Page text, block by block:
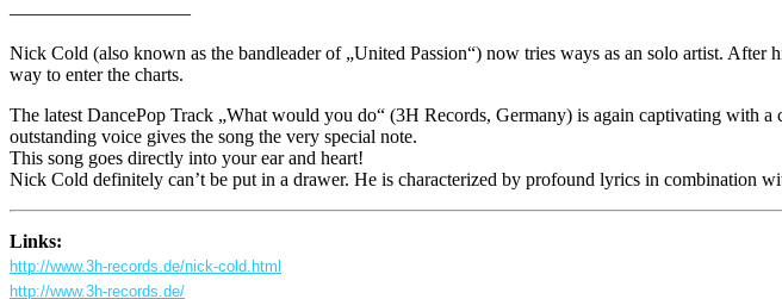
—————————–
Nick Cold (also known as the bandleader of „United Passion“) now tries ways as an solo artist.
way to enter the charts.
The latest DancePop Track „What would you do“ (3H Records, Germany) is again captivating with
outstanding voice gives the song the very special note.
This song goes directly into your ear and heart!
Nick Cold definitely can’t be put in a drawer. He is characterized by profound lyrics in combination
Links:
http://www.3h-records.de/nick-cold.html
http://www.3h-records.de/